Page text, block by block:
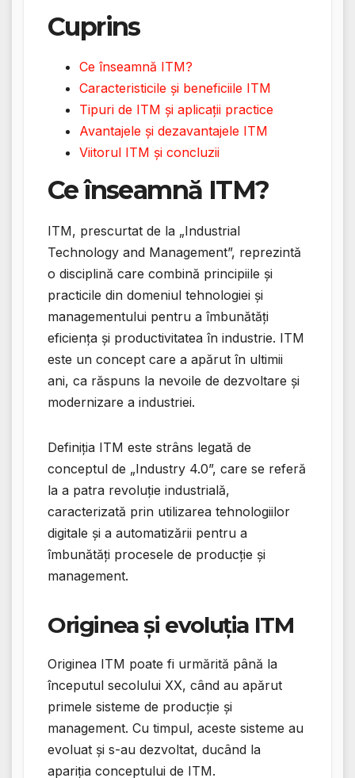
Cuprins
Ce înseamnă ITM?
Caracteristicile și beneficiile ITM
Tipuri de ITM și aplicații practice
Avantajele și dezavantajele ITM
Viitorul ITM și concluzii
Ce înseamnă ITM?
ITM, prescurtat de la „Industrial
Technology and Management”, reprezintă
o disciplină care combină principiile și
practicile din domeniul tehnologiei și
managementului pentru a îmbunătăți
eficiența și productivitatea în industrie. ITM
este un concept care a apărut în ultimii
ani, ca răspuns la nevoile de dezvoltare și
modernizare a industriei.
Definiția ITM este strâns legată de
conceptul de „Industry 4.0”, care se referă
la a patra revoluție industrială,
caracterizată prin utilizarea tehnologiilor
digitale și a automatizării pentru a
îmbunătăți procesele de producție și
management.
Originea și evoluția ITM
Originea ITM poate fi urmărită până la
începutul secolului XX, când au apărut
primele sisteme de producție și
management. Cu timpul, aceste sisteme au
evoluat și s-au dezvoltat, ducând la
apariția conceptului de ITM.